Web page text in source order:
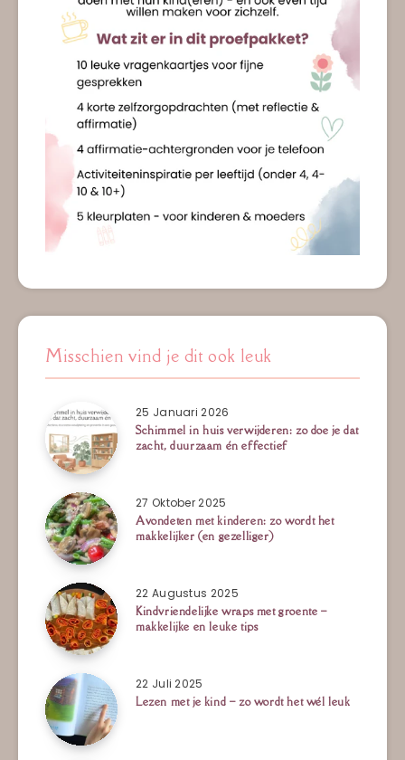
Misschien vind je dit ook leuk
25 Januari 2026
Schimmel in huis verwijderen: zo doe je dat
zacht, duurzaam én effectief
27 Oktober 2025
Avondeten met kinderen: zo wordt het
makkelijker (en gezelliger)
22 Augustus 2025
Kindvriendelijke wraps met groente –
makkelijke en leuke tips
22 Juli 2025
Lezen met je kind – zo wordt het wél leuk